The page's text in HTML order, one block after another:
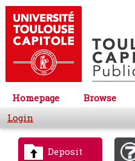
Homepage Browse
Login
Deposit